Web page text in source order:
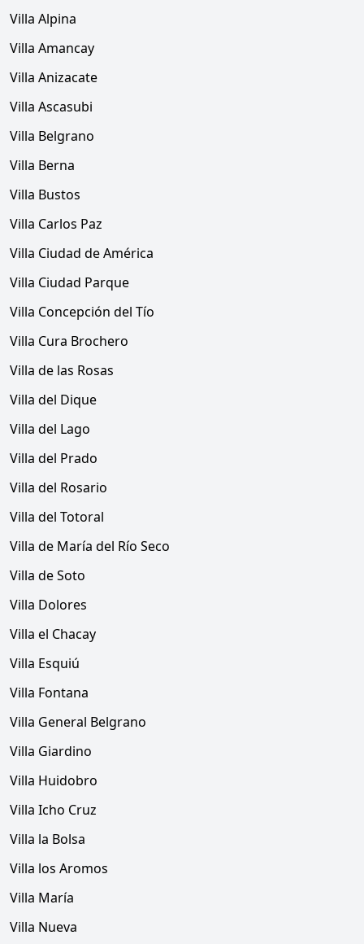
Villa Alpina
Villa Amancay
Villa Anizacate
Villa Ascasubi
Villa Belgrano
Villa Berna
Villa Bustos
Villa Carlos Paz
Villa Ciudad de América
Villa Ciudad Parque
Villa Concepción del Tío
Villa Cura Brochero
Villa de las Rosas
Villa del Dique
Villa del Lago
Villa del Prado
Villa del Rosario
Villa del Totoral
Villa de María del Río Seco
Villa de Soto
Villa Dolores
Villa el Chacay
Villa Esquiú
Villa Fontana
Villa General Belgrano
Villa Giardino
Villa Huidobro
Villa Icho Cruz
Villa la Bolsa
Villa los Aromos
Villa María
Villa Nueva